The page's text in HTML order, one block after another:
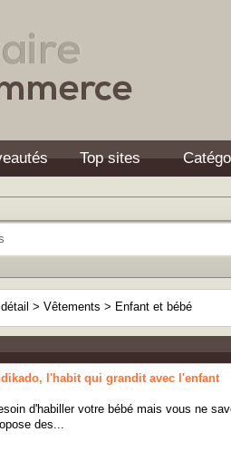
Top sites
> Vêtements > Enfant et bébé
l'habit qui grandit avec l'enfant
d'habiller votre bébé mais vous ne
des...